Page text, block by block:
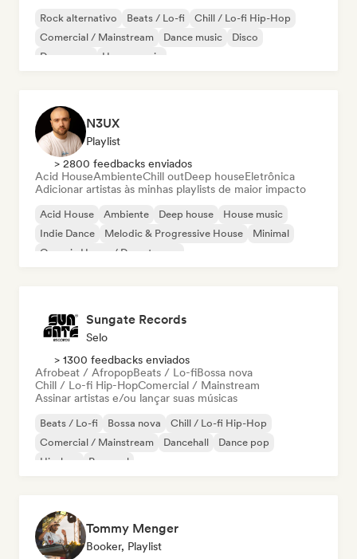
Rock alternativo Beats / Lo-fi
Chill / Lo-fi Hip-Hop
Comercial / Mainstream
Dance music
Disco
Dream pop
House music
N3UX
Playlist
> 2800 feedbacks enviados
Acid HouseAmbienteChill outDeep houseEletrônica
Adicionar artistas às minhas playlists de maior impacto
Acid House Ambiente Deep house
House music
Indie Dance
Melodic & Progressive House
Minimal
Organic House / Downtempo
Sungate Records
Selo
> 1300 feedbacks enviados
Afrobeat / AfropopBeats / Lo-fiBossa nova
Chill / Lo-fi Hip-HopComercial / Mainstream
Assinar artistas e/ou lançar suas músicas
Beats / Lo-fi Bossa nova
Chill / Lo-fi Hip-Hop
Comercial / Mainstream
Dancehall
Dance pop
Hip-hop
Pop soul
Tommy Menger
Booker, Playlist